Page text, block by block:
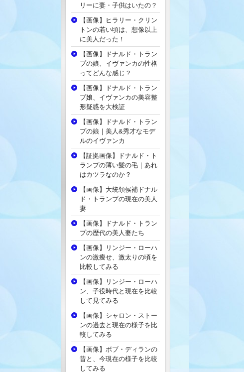
リーに妻・子供はいたの？
【画像】ヒラリー・クリン
トンの若い頃は、想像以上
に美人だった！
【画像】ドナルド・トラン
プの娘、イヴァンカの性格
ってどんな感じ？
【画像】ドナルド・トラン
プ娘、イヴァンカの美容整
形疑惑を大検証
【画像】ドナルド・トラン
プの娘｜美人&秀才なモデ
ルのイヴァンカ
【証拠画像】ドナルド・ト
ランプの薄い髪の毛｜あれ
はカツラなのか？
【画像】大統領候補ドナル
ド・トランプの現在の美人
妻
【画像】ドナルド・トラン
プの歴代の美人妻たち
【画像】リンジー・ローハ
ンの激痩せ、激太りの頃を
比較してみる
【画像】リンジー・ローハ
ン、子役時代と現在を比較
して見てみる
【画像】シャロン・ストー
ンの過去と現在の様子を比
較してみる
【画像】ボブ・ディランの
昔と、今現在の様子を比較
してみる